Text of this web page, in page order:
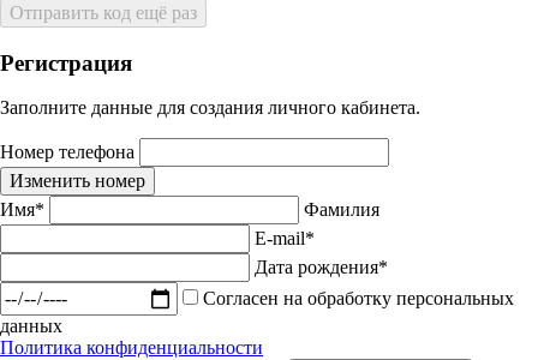
Отправить код ещё раз
Регистрация
Заполните данные для создания личного кабинета.
Номер телефона
Изменить номер
Имя*
Фамилия
E-mail*
Дата рождения*
Согласен на обработку персональных
данных
Политика конфиденциальности